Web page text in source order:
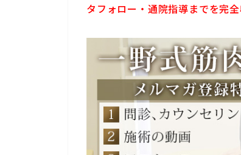
タフォロー・通院指導までを完